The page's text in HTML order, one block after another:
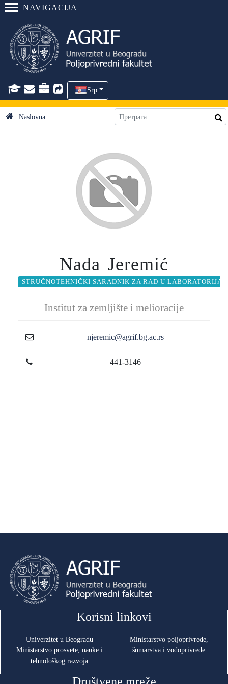
NAVIGACIJA
Srp
Naslovna
Nada Jeremić
STRUČNOTEHNIČKI SARADNIK ZA RAD U
Institut za zemljište i melioracije
njeremic@agrif.bg.ac.rs
441-3146
Korisni linkovi
Univerzitet u Beogradu
Ministarstvo prosvete, nauke i
tehnološkog razvoja
Ministarstvo poljoprivrede,
šumarstva i vodoprivrede